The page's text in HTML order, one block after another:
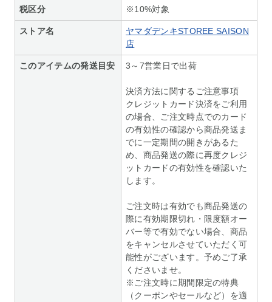
税区分 ※10%対象
ストア名
ヤマダデンキSTOREE SAISON
店
このアイテムの発送目安 3～7営業日で出荷
決済方法に関するご注意事項
クレジットカード決済をご利用
の場合、ご注文時点でのカード
の有効性の確認から商品発送ま
でに一定期間の開きがあるた
め、商品発送の際に再度クレジ
ットカードの有効性を確認いた
します。
ご注文時は有効でも商品発送の
際に有効期限切れ・限度額オー
バー等で有効でない場合、商品
をキャンセルさせていただく可
能性がございます。予めご了承
くださいませ。
※ご注文時に期間限定の特典
（クーポンやセールなど）を適